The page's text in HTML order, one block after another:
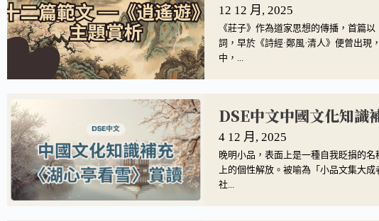
12 12 月, 2025
《莊子》作為道家思想的傳播，首篇
詞，早於《詩經·鄭風·清人》便曾出現
中，...
DSE中文中國文化知
4 12 月, 2025
晚明小品，表面上是一種自我眨損的
上的個性解放。被喻為「小品文集大
社...